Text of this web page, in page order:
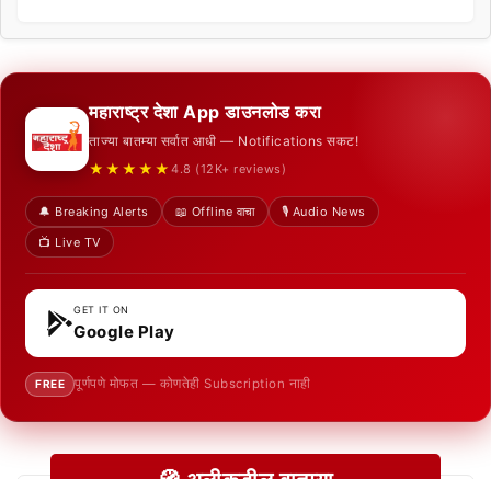
महाराष्ट्र देशा App डाउनलोड करा
ताज्या बातम्या सर्वात आधी — Notifications सकट!
★★★★★ 4.8 (12K+ reviews)
🔔 Breaking Alerts 📖 Offline वाचा
🎙️ Audio News
📺 Live TV
GET IT ON
Google Play
FREE पूर्णपणे मोफत — कोणतेही Subscription नाही